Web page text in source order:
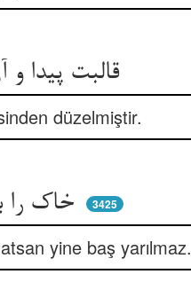
قالبت پیدا و آن جانت نهان ** راست شد زین هر دو اسباب جهان
düzelmiştir.
خاک را بر سر زنی سر نشکند ** آب را بر سر زنی در نشکند 3425
yine baş yarılmaz.